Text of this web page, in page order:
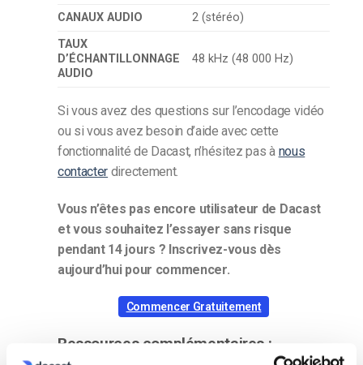
CANAUX AUDIO
2 (stéréo)
TAUX
D’ÉCHANTILLONNAGE
AUDIO
48 kHz (48 000 Hz)
Si vous avez des questions sur l’encodage vidéo
ou si vous avez besoin d’aide avec cette
fonctionnalité de Dacast, n’hésitez pas à nous
contacter directement.
Vous n’êtes pas encore utilisateur de Dacast
et vous souhaitez l’essayer sans risque
pendant 14 jours ? Inscrivez-vous dès
aujourd’hui pour commencer.
Commencer Gratuitement
Ressources complémentaires :